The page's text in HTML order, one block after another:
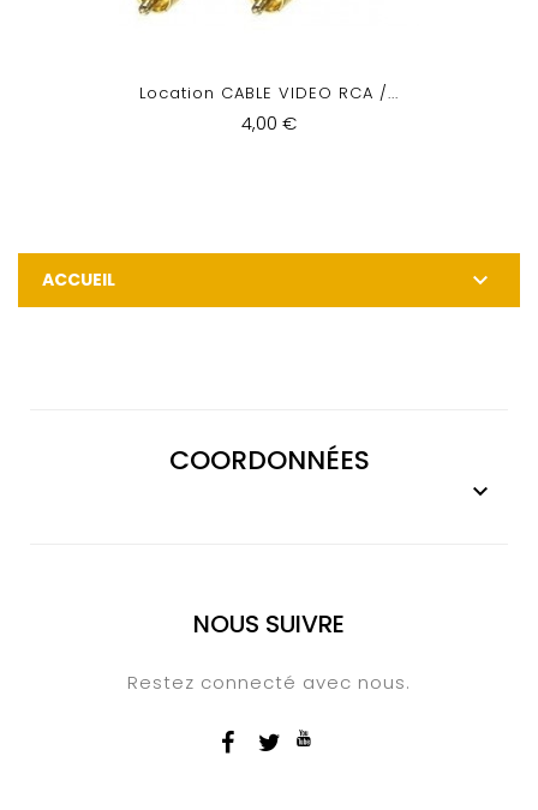
Location CABLE VIDEO RCA /...
4,00 €
ACCUEIL 
COORDONNÉES

NOUS SUIVRE
Restez connecté avec nous.